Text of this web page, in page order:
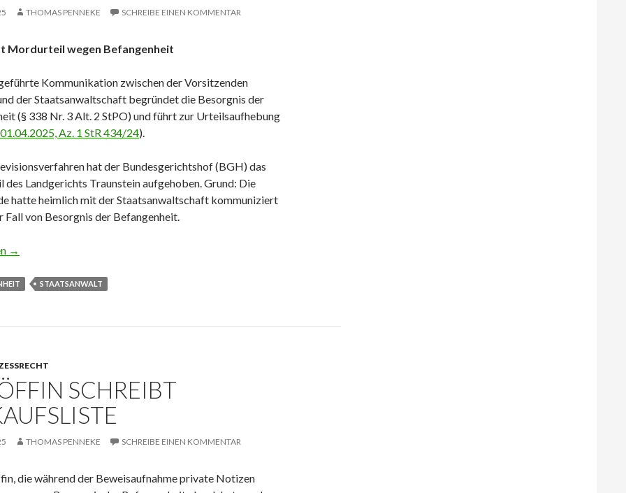
THOMAS PENNEKE SCHREIBE EINEN KOMMENTAR
Mordurteil wegen Befangenheit
Kommunikation zwischen der Vorsitzenden
der Staatsanwaltschaft begründet die Besorgnis der
(§ 338 Nr. 3 Alt. 2 StPO) und führt zur Urteilsaufhebung
Az. 1 StR 434/24).
hat der Bundesgerichtshof (BGH) das
Landgerichts Traunstein aufgehoben. Grund: Die
hatte heimlich mit der Staatsanwaltschaft kommuniziert
Fall von Besorgnis der Befangenheit.
der Staatsanwaltschaft getuschelt
→
STAATSANWALT
SCHREIBT
THOMAS PENNEKE SCHREIBE EINEN KOMMENTAR
die während der Beweisaufnahme private Notizen